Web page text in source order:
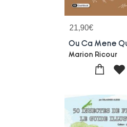
21,90€
Marion Ricour